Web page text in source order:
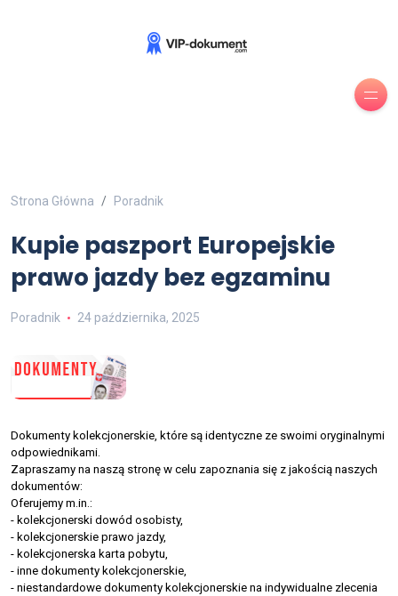
Strona Główna Poradnik
Kupie paszport Europejskie
prawo jazdy bez egzaminu
Poradnik 24 października, 2025
Dokumenty kolekcjonerskie, które są identyczne ze swoimi oryginalnymi
odpowiednikami.
Zapraszamy na naszą stronę w celu zapoznania się z jakością naszych
dokumentów:
Oferujemy m.in.:
- kolekcjonerski dowód osobisty,
- kolekcjonerskie prawo jazdy,
- kolekcjonerska karta pobytu,
- inne dokumenty kolekcjonerskie,
- niestandardowe dokumenty kolekcjonerskie na indywidualne zlecenia